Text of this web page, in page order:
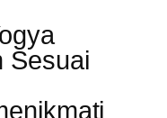
Sesuai